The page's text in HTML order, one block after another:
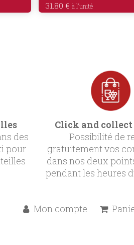
31.80 €
des
pour
Click and
Possibilité de
gratuitement vos
dans nos deux
pendant les heures
Mon compte